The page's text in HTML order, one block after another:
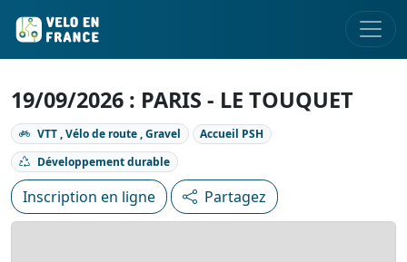
19/09/2026 : PARIS - LE TOUQUET
VTT , Vélo de route , Gravel
Accueil PSH
Développement durable
Inscription en ligne Partagez